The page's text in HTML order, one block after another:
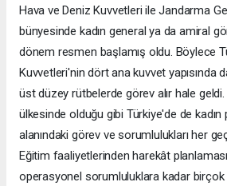
Hava ve Deniz Kuvvetleri ile Jandarma
bünyesinde kadın general ya da amiral
dönem resmen başlamış oldu. Böylece
Kuvvetleri'nin dört ana kuvvet yapısında
üst düzey rütbelerde görev alır hale geldi.
ülkesinde olduğu gibi Türkiye'de de
alanındaki görev ve sorumlulukları her
Eğitim faaliyetlerinden harekât
operasyonel sorumluluklara kadar birçok